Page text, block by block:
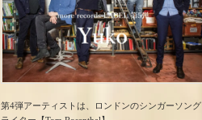
第4弾アーティストは、ロンドンのシンガーソング